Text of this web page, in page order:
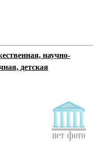
научно-
детская